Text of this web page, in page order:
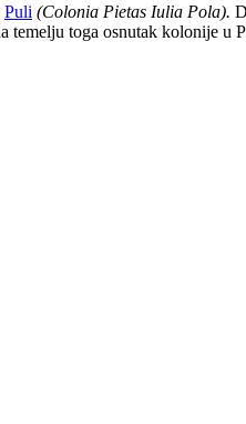
Puli (Colonia Pietas Iulia Pola).
temelju toga osnutak kolonije u